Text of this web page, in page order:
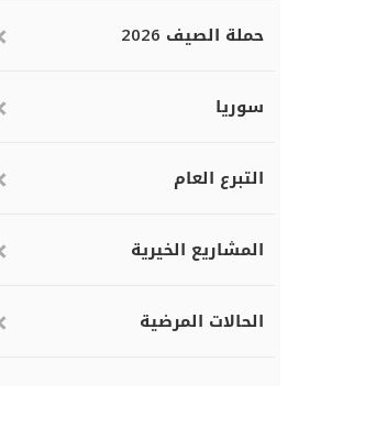
حملة الصيف 2026
سوريا
التبرع العام
المشاريع الخيرية
الحالات المرضية